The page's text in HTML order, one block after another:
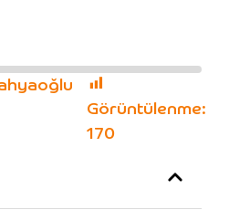
Görüntülenme:
170